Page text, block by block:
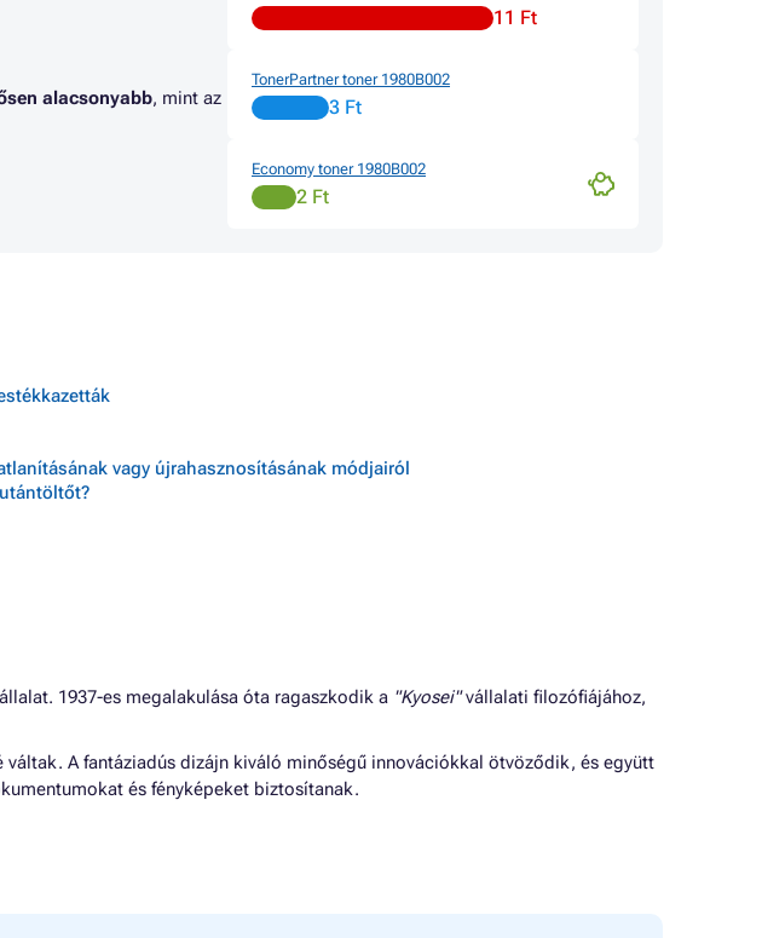
alacsonyabb, mint az
11 Ft
TonerPartner toner 1980B002
3 Ft
Economy toner 1980B002
2 Ft
vagy újrahasznosításának módjairól
1937-es megalakulása óta ragaszkodik a "Kyosei"vállalati filozófiájához,
A fantáziadús dizájn kiváló minőségű innovációkkal ötvöződik, és együtt
és fényképeket biztosítanak.